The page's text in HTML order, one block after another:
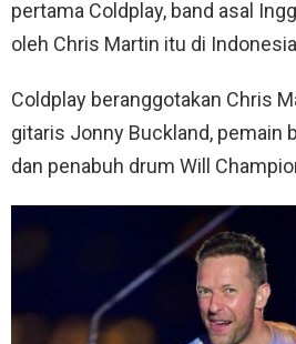
pertama Coldplay, band asal
oleh Chris Martin itu di
Coldplay beranggotakan Chris
gitaris Jonny Buckland, pemain
dan penabuh drum Will